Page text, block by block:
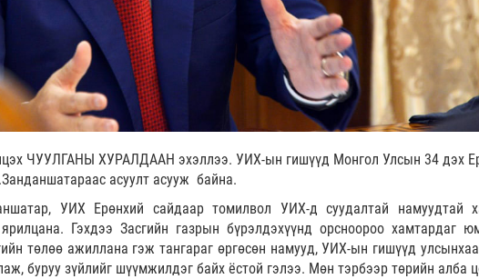
ЧУУЛГАНЫ ХУРАЛДААН эхэллээ. УИХ-ын гишүүд Монгол Улсын 34 дэх
асуулт асууж байна.
УИХ Ерөнхий сайдаар томилвол УИХ-д суудалтай намуудтай
Гэхдээ Засгийн газрын бүрэлдэхүүнд орсноороо хамтардаг
төлөө ажиллана гэж тангараг өргөсөн намууд, УИХ-ын гишүүд
буруу зүйлийг шүүмжилдэг байх ёстой гэлээ. Мөн тэрбээр төрийн алба